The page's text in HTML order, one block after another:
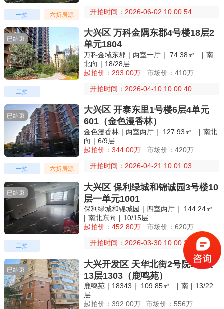
一拍 六折房源
开拍时间：2026-06-02 10:00:54
二拍
大兴区 万科金隅东郡4号楼18层2
单元1804
万科金域东郡 | 两室一厅 | 74.38㎡ | 南
北向 | 18/28层
起拍价：293.00万
市场价：410万
开拍时间：2026-04-10 10:00:40
已结束
一拍 六折房源
大兴区 开泰东里1号楼6层4单元
601（金色漫香林）
金色漫香林 | 两室两厅 | 127.93㎡ | 南北
向 | 6/9层
起拍价：344.00万
市场价：420万
开拍时间：2026-04-21 10:01:03
已结束
二拍
大兴区 保利绿城和锦诚园3号楼10
层一单元1001
保利绿城和锦城园 | 四室两厅 |
144.24㎡
| 南北东向 | 10/15层
起拍价：452.80万
市场价：620万
开拍时间：2026-03-30 10:00:29
已结束
大兴开发区 天华北街2号院3号楼
13层1303（鹿鸣苑）
鹿鸣苑 | 18343 | 109.85㎡ | 南 | 13/22
层
起拍价：392.00万
市场价：556万
已结束